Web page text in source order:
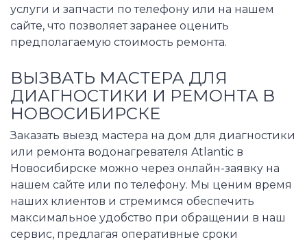
услуги и запчасти по телефону или на нашем
сайте, что позволяет заранее оценить
предполагаемую стоимость ремонта.
ВЫЗВАТЬ МАСТЕРА ДЛЯ
ДИАГНОСТИКИ И РЕМОНТА В
НОВОСИБИРСКЕ
Заказать выезд мастера на дом для диагностики
или ремонта водонагревателя Atlantic в
Новосибирске можно через онлайн-заявку на
нашем сайте или по телефону. Мы ценим время
наших клиентов и стремимся обеспечить
максимальное удобство при обращении в наш
сервис, предлагая оперативные сроки